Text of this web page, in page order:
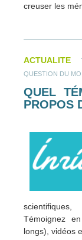
creuser les
ACTUALITE
QUESTION DU
QUEL
PROPOS
Témoignez
longs), vidéos